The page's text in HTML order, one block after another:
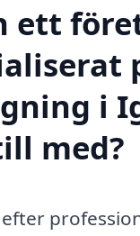
ett
i
med?